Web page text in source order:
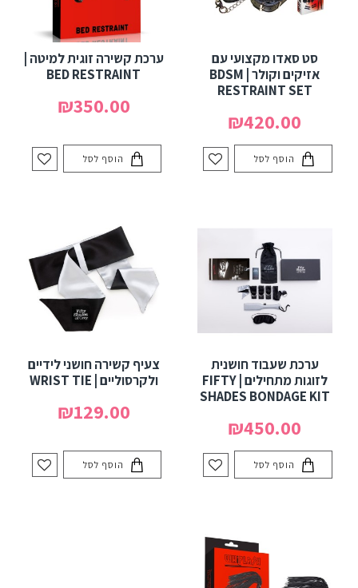
סט סאדו מקצועי עם
אזיקים וקולר | BDSM
RESTRAINT SET
₪420.00
הוסף לסל
ערכת קשירה זוגית למיטה |
BED RESTRAINT
₪350.00
הוסף לסל
ערכת שעבוד חושנית
לזוגות מתחילים | FIFTY
SHADES BONDAGE KIT
₪450.00
הוסף לסל
צעיף קשירה חושני לידיים
ולקרסוליים | WRIST TIE
₪129.00
הוסף לסל